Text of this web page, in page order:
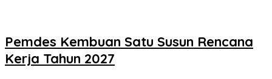
Pemdes Kembuan Satu Susun Rencana
Kerja Tahun 2027